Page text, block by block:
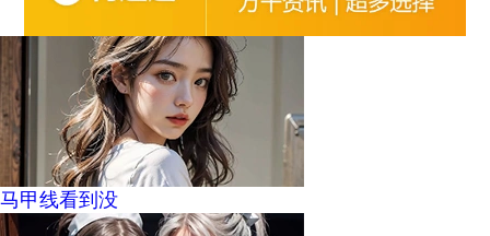
马甲线看到没